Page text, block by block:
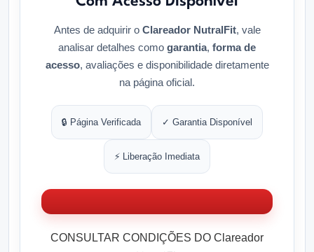
Antes de adquirir o Clareador NutralFit, vale
analisar detalhes como garantia, forma de
acesso, avaliações e disponibilidade diretamente
na página oficial.
🔒 Página Verificada ✓ Garantia Disponível
⚡ Liberação Imediata
CONSULTAR CONDIÇÕES DO Clareador